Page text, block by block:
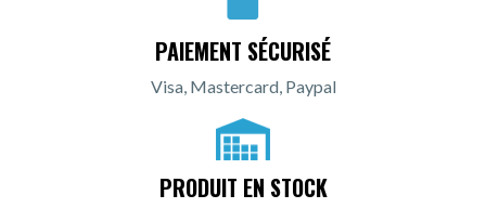
PAIEMENT SÉCURISÉ
Visa, Mastercard, Paypal
PRODUIT EN STOCK